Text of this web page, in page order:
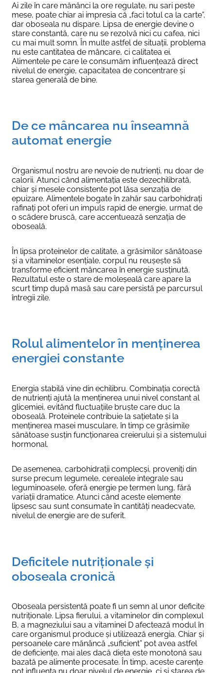
Ai zile în care mănânci la ore regulate, nu sari peste
mese, poate chiar ai impresia că „faci totul ca la carte”,
dar oboseala nu dispare. Lipsa de energie devine o
stare constantă, care nu se rezolvă nici cu cafea, nici
cu mai mult somn. În multe astfel de situații, problema
nu este cantitatea de mâncare, ci calitatea ei.
Alimentele pe care le consumăm influențează direct
nivelul de energie, capacitatea de concentrare și
starea generală de bine.
De ce mâncarea nu înseamnă
automat energie
Organismul nostru are nevoie de nutrienți, nu doar de
calorii. Atunci când alimentația este dezechilibrată,
chiar și mesele consistente pot lăsa senzația de
epuizare. Alimentele bogate în zahăr sau carbohidrați
rafinați pot oferi un impuls rapid de energie, urmat de
o scădere bruscă, care accentuează senzația de
oboseală.
În lipsa proteinelor de calitate, a grăsimilor sănătoase
și a vitaminelor esențiale, corpul nu reușește să
transforme eficient mâncarea în energie susținută.
Rezultatul este o stare de moleșeală care apare la
scurt timp după masă sau care persistă pe parcursul
întregii zile.
Rolul alimentelor în menținerea
energiei constante
Energia stabilă vine din echilibru. Combinația corectă
de nutrienți ajută la menținerea unui nivel constant al
glicemiei, evitând fluctuațiile bruște care duc la
oboseală. Proteinele contribuie la sațietate și la
menținerea masei musculare, în timp ce grăsimile
sănătoase susțin funcționarea creierului și a sistemului
hormonal.
De asemenea, carbohidrații complecși, proveniți din
surse precum legumele, cerealele integrale sau
leguminoasele, oferă energie pe termen lung, fără
variații dramatice. Atunci când aceste elemente
lipsesc sau sunt consumate în cantități neadecvate,
nivelul de energie are de suferit.
Deficitele nutriționale și
oboseala cronică
Oboseala persistentă poate fi un semn al unor deficite
nutriționale. Lipsa fierului, a vitaminelor din complexul
B, a magneziului sau a vitaminei D afectează modul în
care organismul produce și utilizează energia. Chiar și
persoanele care mănâncă „suficient” pot avea astfel
de deficiențe, mai ales dacă dieta este monotonă sau
bazată pe alimente procesate. În timp, aceste carențe